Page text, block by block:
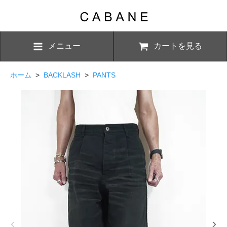
メニュー カートを見る
ホーム > BACKLASH > PANTS